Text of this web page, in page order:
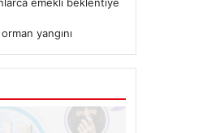
yangını